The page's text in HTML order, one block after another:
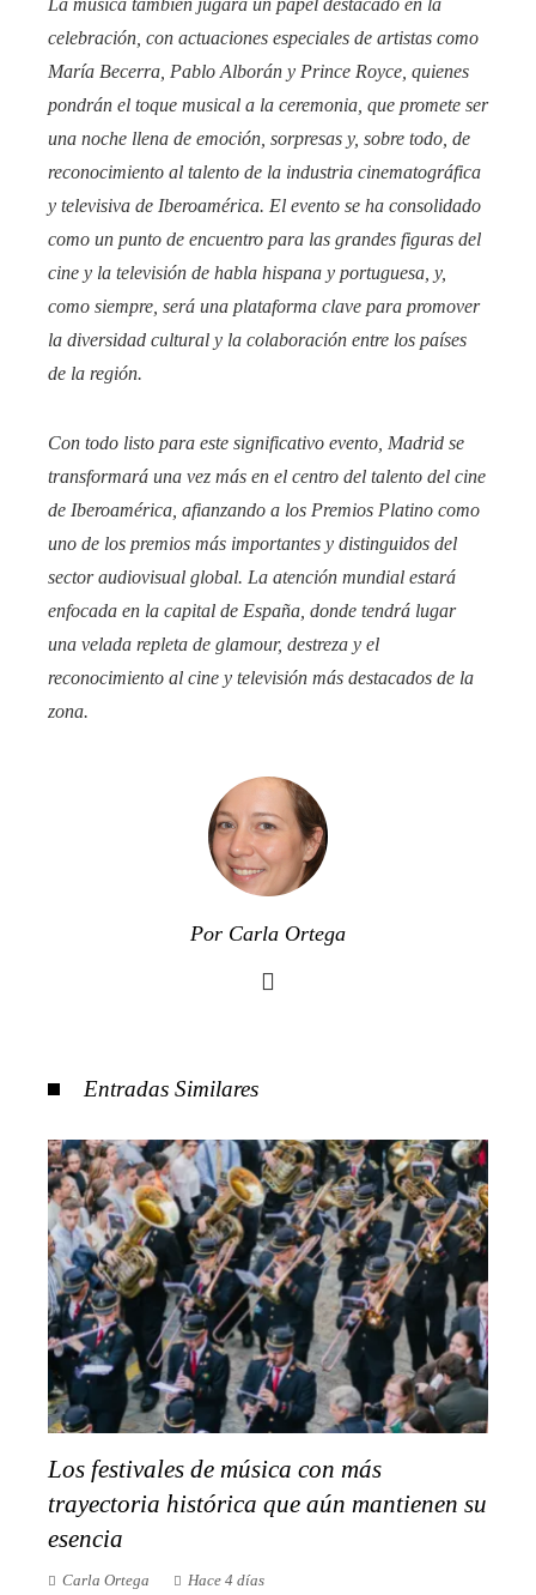
La música también jugará un papel destacado en la
celebración, con actuaciones especiales de artistas como
María Becerra, Pablo Alborán y Prince Royce, quienes
pondrán el toque musical a la ceremonia, que promete ser
una noche llena de emoción, sorpresas y, sobre todo, de
reconocimiento al talento de la industria cinematográfica
y televisiva de Iberoamérica. El evento se ha consolidado
como un punto de encuentro para las grandes figuras del
cine y la televisión de habla hispana y portuguesa, y,
como siempre, será una plataforma clave para promover
la diversidad cultural y la colaboración entre los países
de la región.
Con todo listo para este significativo evento, Madrid se
transformará una vez más en el centro del talento del cine
de Iberoamérica, afianzando a los Premios Platino como
uno de los premios más importantes y distinguidos del
sector audiovisual global. La atención mundial estará
enfocada en la capital de España, donde tendrá lugar
una velada repleta de glamour, destreza y el
reconocimiento al cine y televisión más destacados de la
zona.
Por Carla Ortega
Entradas Similares
Los festivales de música con más
trayectoria histórica que aún mantienen su
esencia
Carla Ortega Hace 4 días